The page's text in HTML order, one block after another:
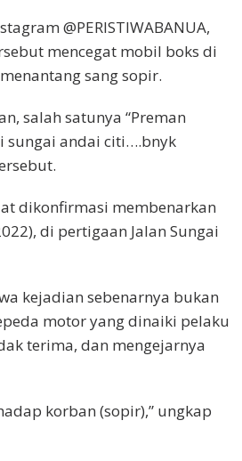
@PERISTIWABANUA,
mencegat mobil boks di
sang sopir.
salah satunya “Preman
sungai andai citi….bnyk
dikonfirmasi membenarkan
di pertigaan Jalan Sungai
kejadian sebenarnya bukan
motor yang dinaiki pelaku
terima, dan mengejarnya
korban (sopir),” ungkap